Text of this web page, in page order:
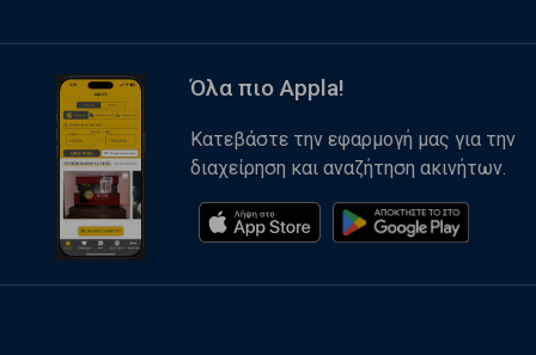
Όλα πιο Appla!
Κατεβάστε την εφαρμογή μας για την
διαχείρηση και αναζήτηση ακινήτων.